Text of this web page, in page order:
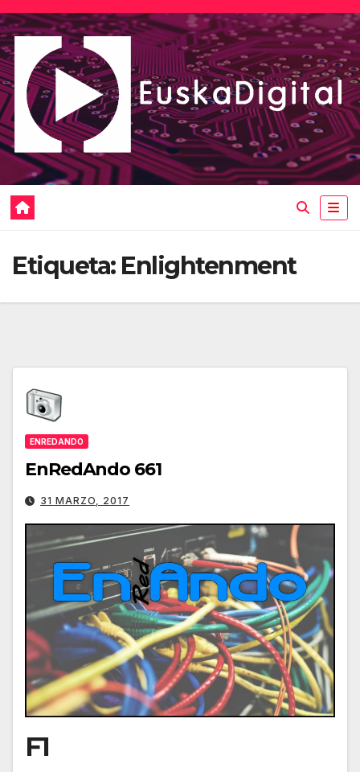
Saltar
al
contenido
Etiqueta: Enlightenment
ENREDANDO
EnRedAndo 661
31 MARZO, 2017
F1